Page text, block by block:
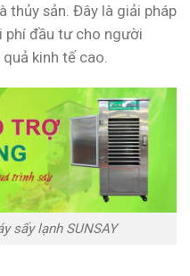
thủy sản. Đây là giải pháp
đầu tư cho người
kinh tế cao.
sấy lạnh SUNSAY